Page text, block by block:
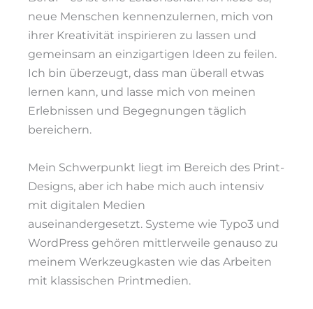
neue Menschen kennenzulernen, mich von
ihrer Kreativität inspirieren zu lassen und
gemeinsam an einzigartigen Ideen zu feilen.
Ich bin überzeugt, dass man überall etwas
lernen kann, und lasse mich von meinen
Erlebnissen und Begegnungen täglich
bereichern.
Mein Schwerpunkt liegt im Bereich des Print-
Designs, aber ich habe mich auch intensiv
mit digitalen Medien
auseinandergesetzt. Systeme wie Typo3 und
WordPress gehören mittlerweile genauso zu
meinem Werkzeugkasten wie das Arbeiten
mit klassischen Printmedien.